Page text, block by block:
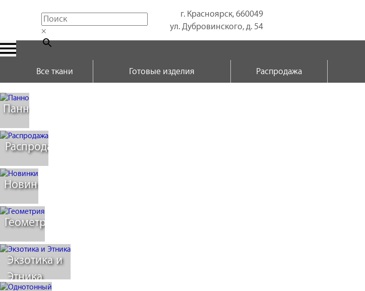
×
г. Красноярск, 660049
ул. Дубровинского, д. 54
Все ткани Готовые изделия Распродажа
Панно
Распродажа
Новинки
Геометрия
Экзотика и
Этника